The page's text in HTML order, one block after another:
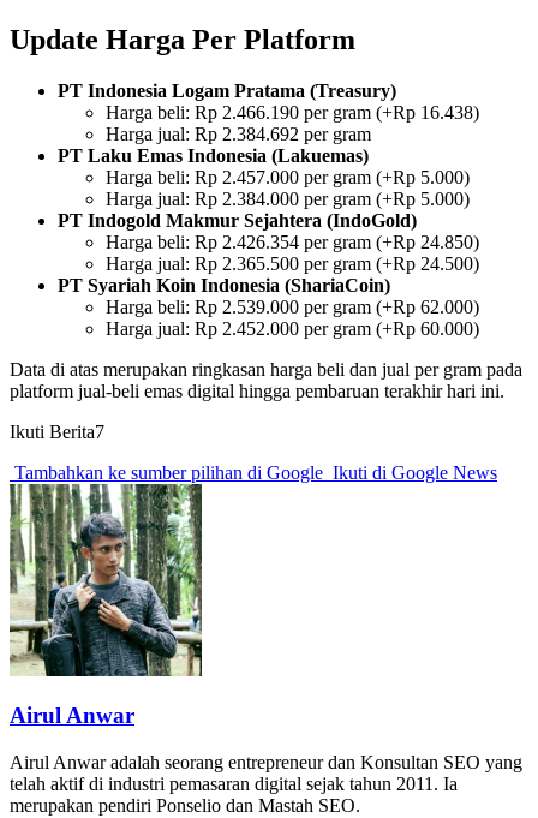
Update Harga Per Platform
PT Indonesia Logam Pratama (Treasury)
Harga beli: Rp 2.466.190 per gram (+Rp 16.438)
Harga jual: Rp 2.384.692 per gram
PT Laku Emas Indonesia (Lakuemas)
Harga beli: Rp 2.457.000 per gram (+Rp 5.000)
Harga jual: Rp 2.384.000 per gram (+Rp 5.000)
PT Indogold Makmur Sejahtera (IndoGold)
Harga beli: Rp 2.426.354 per gram (+Rp 24.850)
Harga jual: Rp 2.365.500 per gram (+Rp 24.500)
PT Syariah Koin Indonesia (ShariaCoin)
Harga beli: Rp 2.539.000 per gram (+Rp 62.000)
Harga jual: Rp 2.452.000 per gram (+Rp 60.000)
Data di atas merupakan ringkasan harga beli dan jual per gram pada
platform jual-beli emas digital hingga pembaruan terakhir hari ini.
Ikuti Berita7
Tambahkan ke sumber pilihan di Google Ikuti di Google News
Airul Anwar
Airul Anwar adalah seorang entrepreneur dan Konsultan SEO yang
telah aktif di industri pemasaran digital sejak tahun 2011. Ia
merupakan pendiri Ponselio dan Mastah SEO.